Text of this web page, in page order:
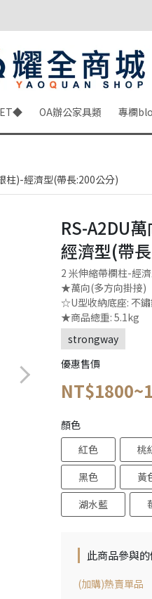
OA辦公家具類 專欄
柱)-經濟型(帶長:200公分)
RS-A2DU
經濟型(帶
2 米伸縮帶欄柱-經
★萬向(多方向掛接)
☆U型收納底座: 不
★商品總重: 5.1kg
strongway
優惠售價
顏色
紅色
桃
黑色
黃
湖水藍
此商品參與
(加購)熱賣單品